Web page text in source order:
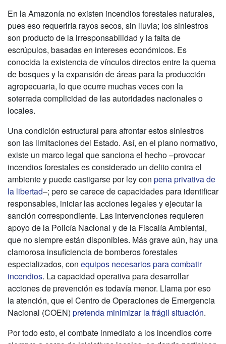
En la Amazonía no existen incendios forestales naturales,
pues eso requeriría rayos secos, sin lluvia; los siniestros
son producto de la irresponsabilidad y la falta de
escrúpulos, basadas en intereses económicos. Es
conocida la existencia de vínculos directos entre la quema
de bosques y la expansión de áreas para la producción
agropecuaria, lo que ocurre muchas veces con la
soterrada complicidad de las autoridades nacionales o
locales.
Una condición estructural para afrontar estos siniestros
son las limitaciones del Estado. Así, en el plano normativo,
existe un marco legal que sanciona el hecho –provocar
incendios forestales es considerado un delito contra el
ambiente y puede castigarse por ley con pena privativa de
la libertad–; pero se carece de capacidades para identificar
responsables, iniciar las acciones legales y ejecutar la
sanción correspondiente. Las intervenciones requieren
apoyo de la Policía Nacional y de la Fiscalía Ambiental,
que no siempre están disponibles. Más grave aún, hay una
clamorosa insuficiencia de bomberos forestales
especializados, con equipos necesarios para combatir
incendios. La capacidad operativa para desarrollar
acciones de prevención es todavía menor. Llama por eso
la atención, que el Centro de Operaciones de Emergencia
Nacional (COEN) pretenda minimizar la frágil situación.
Por todo esto, el combate inmediato a los incendios corre